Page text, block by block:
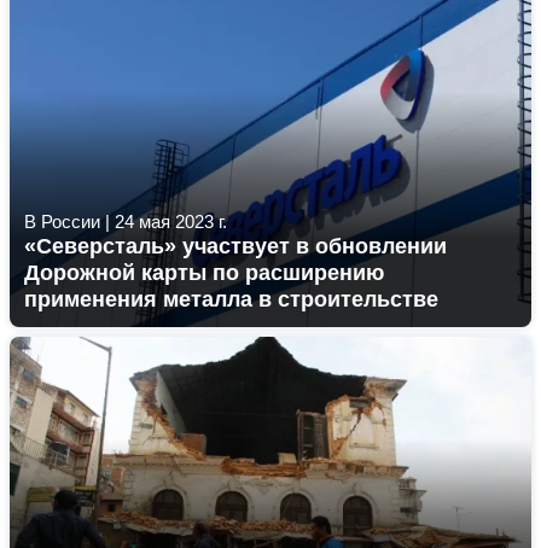
В России| 24 мая 2023 г.
«Северсталь» участвует в обновлении
Дорожной карты по расширению
применения металла в строительстве